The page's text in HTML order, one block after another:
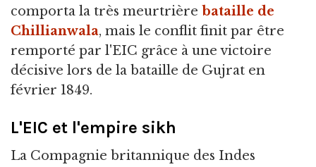
comporta la très meurtrière bataille de
Chillianwala, mais le conflit finit par être
remporté par l'EIC grâce à une victoire
décisive lors de la bataille de Gujrat en
février 1849.
L'EIC et l'empire sikh
La Compagnie britannique des Indes